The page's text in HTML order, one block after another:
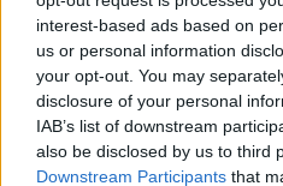
interest-based ads based on
us or personal information
your opt-out. You may
disclosure of your personal
IAB’s list of downstream
also be disclosed by us to third
Downstream Participants that